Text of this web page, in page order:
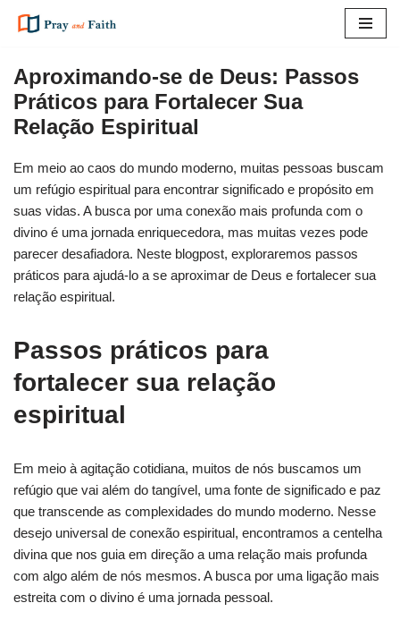
para
o
conteúdo
Aproximando-se de Deus: Passos
Práticos para Fortalecer Sua
Relação Espiritual
Em meio ao caos do mundo moderno, muitas pessoas buscam
um refúgio espiritual para encontrar significado e propósito em
suas vidas. A busca por uma conexão mais profunda com o
divino é uma jornada enriquecedora, mas muitas vezes pode
parecer desafiadora. Neste blogpost, exploraremos passos
práticos para ajudá-lo a se aproximar de Deus e fortalecer sua
relação espiritual.
Passos práticos para
fortalecer sua relação
espiritual
Em meio à agitação cotidiana, muitos de nós buscamos um
refúgio que vai além do tangível, uma fonte de significado e paz
que transcende as complexidades do mundo moderno. Nesse
desejo universal de conexão espiritual, encontramos a centelha
divina que nos guia em direção a uma relação mais profunda
com algo além de nós mesmos. A busca por uma ligação mais
estreita com o divino é uma jornada pessoal.